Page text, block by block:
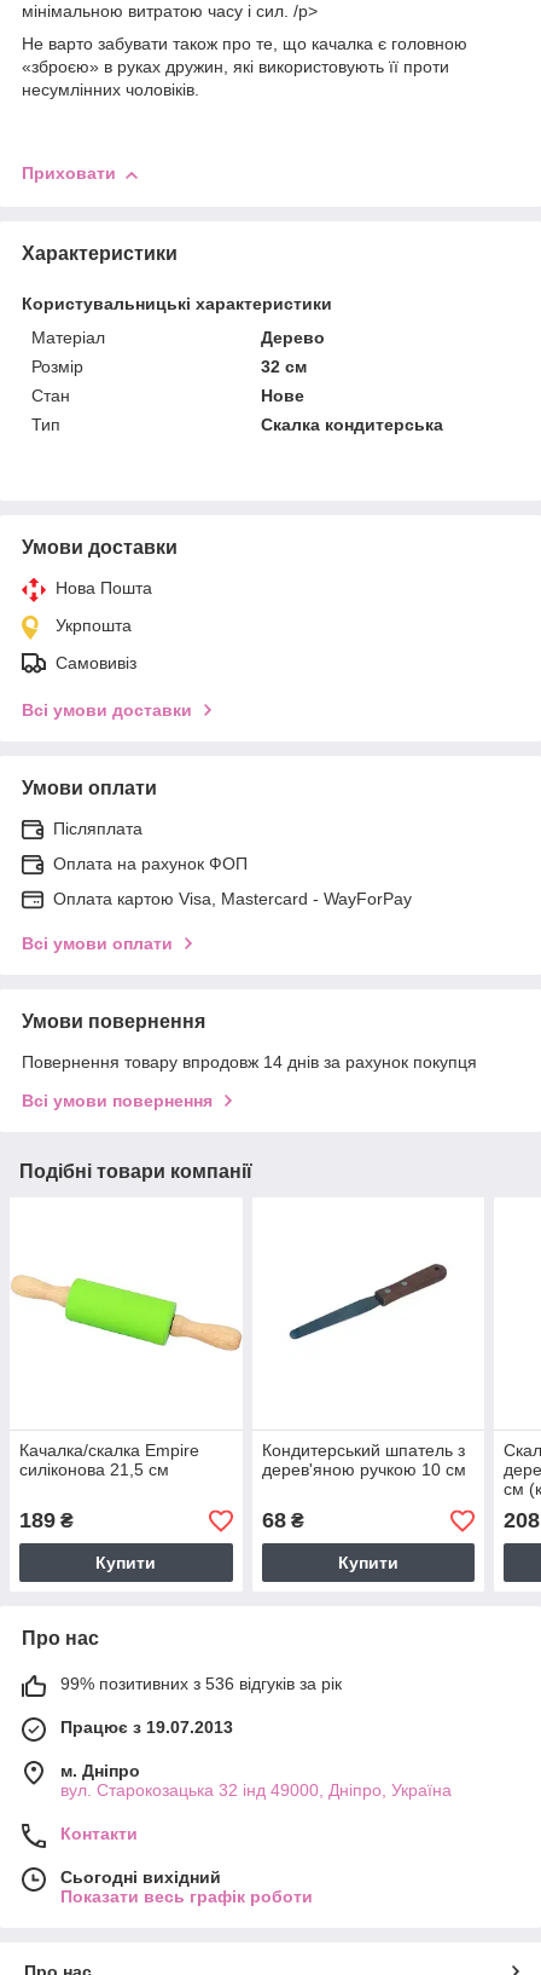
мінімальною витратою часу і сил. /p>
Не варто забувати також про те, що качалка є головною
«зброєю» в руках дружин, які використовують її проти
несумлінних чоловіків.
Приховати
Характеристики
Користувальницькі характеристики
Матеріал
Дерево
Розмір
32 см
Стан
Нове
Тип
Скалка кондитерська
Умови доставки
Нова Пошта
Укрпошта
Самовивіз
Всі умови доставки
Умови оплати
Післяплата
Оплата на рахунок ФОП
Оплата картою Visa, Mastercard - WayForPay
Всі умови оплати
Умови повернення
Повернення товару впродовж 14 днів за рахунок покупця
Всі умови повернення
Подібні товари компанії
Качалка/скалка Empire
силіконова 21,5 см
189 ₴
Купити
Кондитерський шпатель з
дерев'яною ручкою 10 см
68₴
Купити
см
208
Про нас
99% позитивних з 536 відгуків за рік
Працює з 19.07.2013
м. Дніпро
вул. Старокозацька 32 інд 49000, Дніпро, Україна
Контакти
Сьогодні вихідний
Показати весь графік роботи